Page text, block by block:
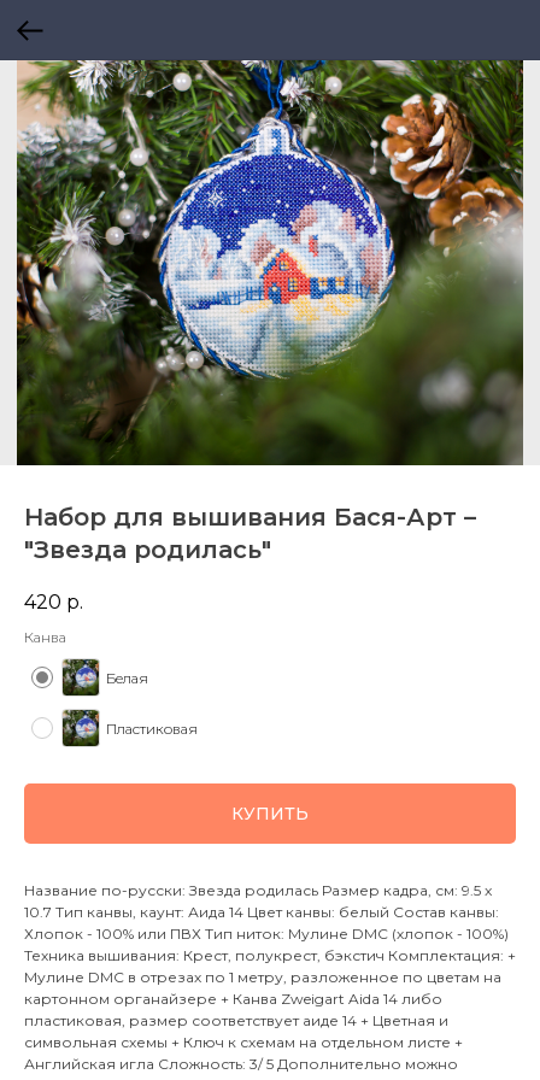
Набор для вышивания Бася-Арт –
"Звезда родилась"
420 р.
Канва
Белая
Пластиковая
КУПИТЬ
Название по-русски: Звезда родилась Размер кадра, см: 9.5 x
10.7 Тип канвы, каунт: Аида 14 Цвет канвы: белый Состав канвы:
Хлопок - 100% или ПВХ Тип ниток: Мулине DMC (хлопок - 100%)
Техника вышивания: Крест, полукрест, бэкстич Комплектация: +
Мулине DMC в отрезах по 1 метру, разложенное по цветам на
картонном органайзере + Канва Zweigart Aida 14 либо
пластиковая, размер соответствует аиде 14 + Цветная и
символьная схемы + Ключ к схемам на отдельном листе +
Английская игла Сложность: 3/ 5 Дополнительно можно